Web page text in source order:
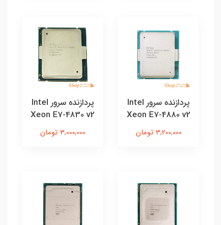
پردازنده سرور Intel
Xeon E7-4880 v2
3,200,000 تومان
پردازنده سرور Intel
Xeon E7-4830 v2
3,000,000 تومان